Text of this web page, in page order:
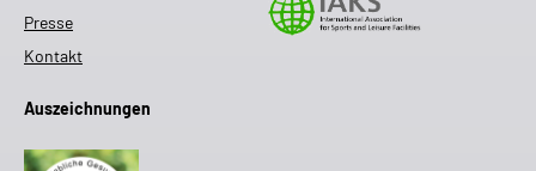
Presse
Kontakt
Auszeichnungen